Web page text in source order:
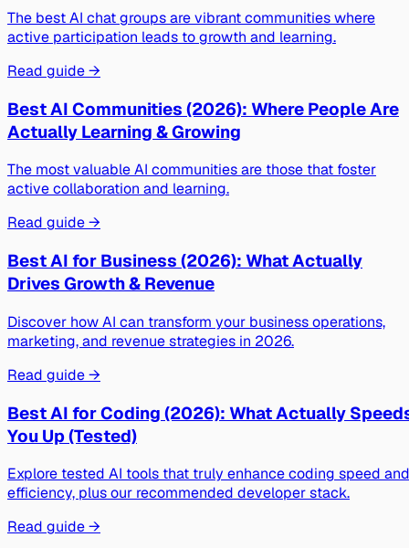
The best AI chat groups are vibrant communities where
active participation leads to growth and learning.
Read guide →
Best AI Communities (2026): Where People Are
Actually Learning & Growing
The most valuable AI communities are those that foster
active collaboration and learning.
Read guide →
Best AI for Business (2026): What Actually
Drives Growth & Revenue
Discover how AI can transform your business operations,
marketing, and revenue strategies in 2026.
Read guide →
Best AI for Coding (2026): What Actually
You Up (Tested)
Explore tested AI tools that truly enhance coding speed and
efficiency, plus our recommended developer stack.
Read guide →